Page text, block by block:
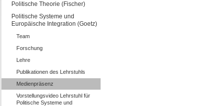
Politische Theorie (Fischer)
Politische Systeme und
Europäische Integration (Goetz)
Team
Forschung
Lehre
Publikationen des Lehrstuhls
Medienpräsenz
Vorstellungsvideo Lehrstuhl für
Politische Systeme und